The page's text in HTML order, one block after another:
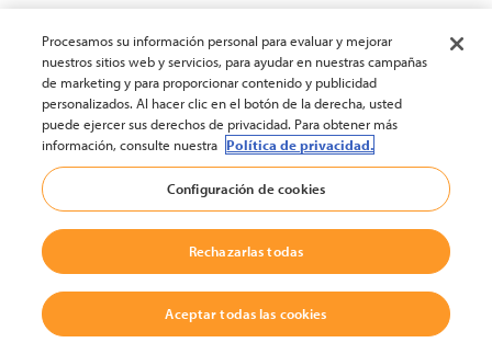
Procesamos su información personal para evaluar y mejorar
nuestros sitios web y servicios, para ayudar en nuestras campañas
de marketing y para proporcionar contenido y publicidad
personalizados. Al hacer clic en el botón de la derecha, usted
puede ejercer sus derechos de privacidad. Para obtener más
información, consulte nuestra Política de privacidad.
Configuración de cookies
Rechazarlas todas
Aceptar todas las cookies